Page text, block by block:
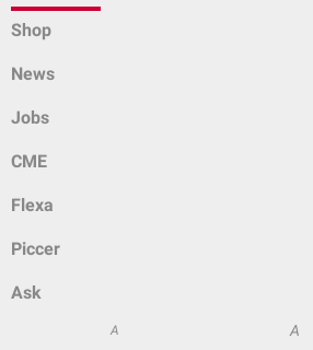
Shop
News
Jobs
CME
Flexa
Piccer
Ask
A A